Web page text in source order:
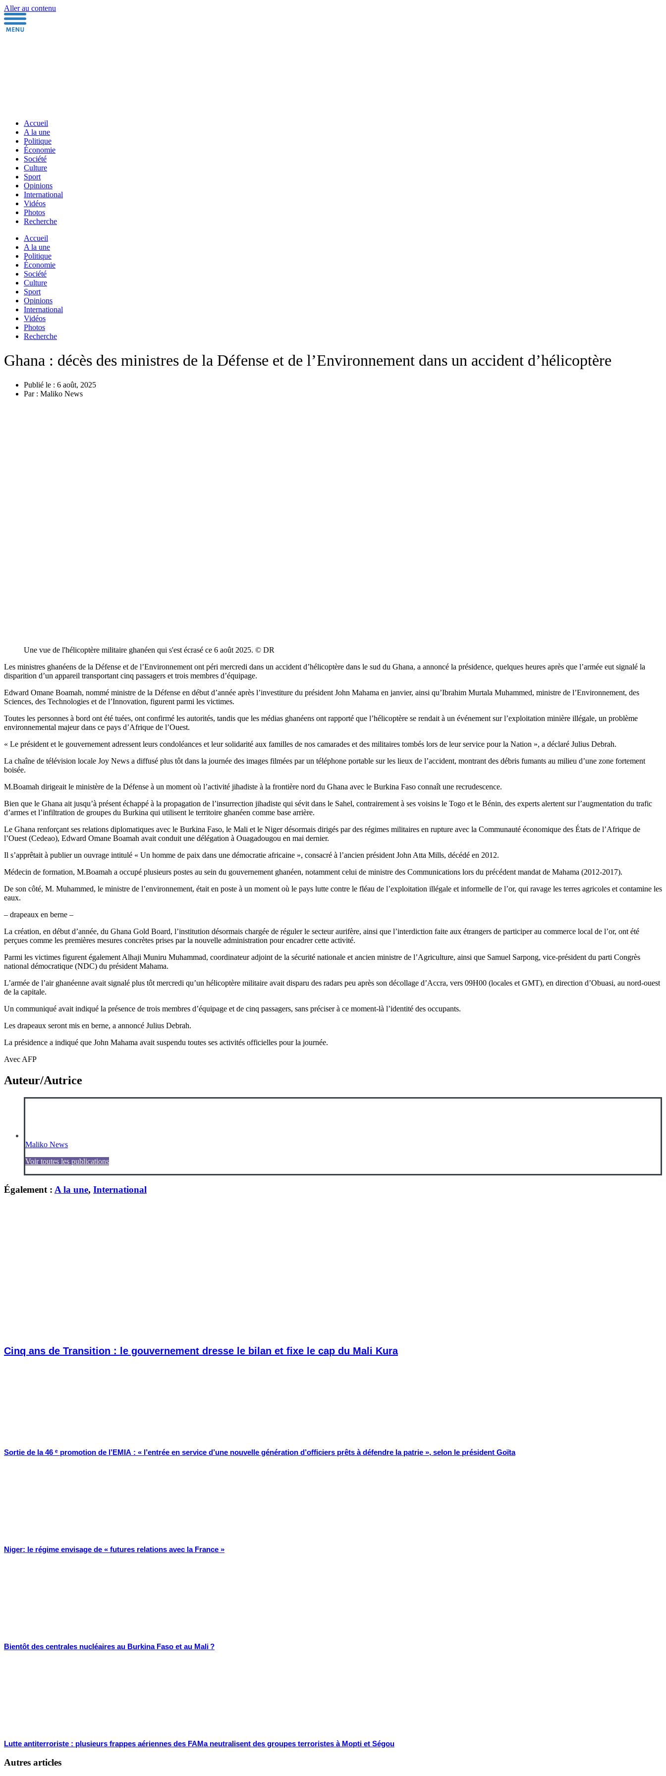
Aller au contenu
Accueil
A la une
Politique
Économie
Société
Culture
Sport
Opinions
International
Vidéos
Photos
Recherche
Accueil
A la une
Politique
Économie
Société
Culture
Sport
Opinions
International
Vidéos
Photos
Recherche
Ghana : décès des ministres de la Défense et de l’Environnement dans un accident d’hélicoptère
Publié le : 6 août, 2025
Par : Maliko News
Une vue de l'hélicoptère militaire ghanéen qui s'est écrasé ce 6 août 2025. © DR
Les ministres ghanéens de la Défense et de l’Environnement ont péri mercredi dans un accident d’hélicoptère dans le sud du Ghana, a annoncé la présidence, quelques heures après que l’armée eut signalé la
disparition d’un appareil transportant cinq passagers et trois membres d’équipage.
Edward Omane Boamah, nommé ministre de la Défense en début d’année après l’investiture du président John Mahama en janvier, ainsi qu’Ibrahim Murtala Muhammed, ministre de l’Environnement, des
Sciences, des Technologies et de l’Innovation, figurent parmi les victimes.
Toutes les personnes à bord ont été tuées, ont confirmé les autorités, tandis que les médias ghanéens ont rapporté que l’hélicoptère se rendait à un événement sur l’exploitation minière illégale, un problème
environnemental majeur dans ce pays d’Afrique de l’Ouest.
« Le président et le gouvernement adressent leurs condoléances et leur solidarité aux familles de nos camarades et des militaires tombés lors de leur service pour la Nation », a déclaré Julius Debrah.
La chaîne de télévision locale Joy News a diffusé plus tôt dans la journée des images filmées par un téléphone portable sur les lieux de l’accident, montrant des débris fumants au milieu d’une zone fortement
boisée.
M.Boamah dirigeait le ministère de la Défense à un moment où l’activité jihadiste à la frontière nord du Ghana avec le Burkina Faso connaît une recrudescence.
Bien que le Ghana ait jusqu’à présent échappé à la propagation de l’insurrection jihadiste qui sévit dans le Sahel, contrairement à ses voisins le Togo et le Bénin, des experts alertent sur l’augmentation du trafic
d’armes et l’infiltration de groupes du Burkina qui utilisent le territoire ghanéen comme base arrière.
Le Ghana renforçant ses relations diplomatiques avec le Burkina Faso, le Mali et le Niger désormais dirigés par des régimes militaires en rupture avec la Communauté économique des États de l’Afrique de
l’Ouest (Cedeao), Edward Omane Boamah avait conduit une délégation à Ouagadougou en mai dernier.
Il s’apprêtait à publier un ouvrage intitulé « Un homme de paix dans une démocratie africaine », consacré à l’ancien président John Atta Mills, décédé en 2012.
Médecin de formation, M.Boamah a occupé plusieurs postes au sein du gouvernement ghanéen, notamment celui de ministre des Communications lors du précédent mandat de Mahama (2012-2017).
De son côté, M. Muhammed, le ministre de l’environnement, était en poste à un moment où le pays lutte contre le fléau de l’exploitation illégale et informelle de l’or, qui ravage les terres agricoles et contamine les
eaux.
– drapeaux en berne –
La création, en début d’année, du Ghana Gold Board, l’institution désormais chargée de réguler le secteur aurifère, ainsi que l’interdiction faite aux étrangers de participer au commerce local de l’or, ont été
perçues comme les premières mesures concrètes prises par la nouvelle administration pour encadrer cette activité.
Parmi les victimes figurent également Alhaji Muniru Muhammad, coordinateur adjoint de la sécurité nationale et ancien ministre de l’Agriculture, ainsi que Samuel Sarpong, vice-président du parti Congrès
national démocratique (NDC) du président Mahama.
L’armée de l’air ghanéenne avait signalé plus tôt mercredi qu’un hélicoptère militaire avait disparu des radars peu après son décollage d’Accra, vers 09H00 (locales et GMT), en direction d’Obuasi, au nord-ouest
de la capitale.
Un communiqué avait indiqué la présence de trois membres d’équipage et de cinq passagers, sans préciser à ce moment-là l’identité des occupants.
Les drapeaux seront mis en berne, a annoncé Julius Debrah.
La présidence a indiqué que John Mahama avait suspendu toutes ses activités officielles pour la journée.
Avec AFP
Auteur/Autrice
Maliko News
Voir toutes les publications
Également : A la une, International
Cinq ans de Transition : le gouvernement dresse le bilan et fixe le cap du Mali Kura
Sortie de la 46 ᵉ promotion de l’EMIA : « l’entrée en service d’une nouvelle génération d’officiers prêts à défendre la patrie », selon le président Goïta
Niger: le régime envisage de « futures relations avec la France »
Bientôt des centrales nucléaires au Burkina Faso et au Mali ?
Lutte antiterroriste : plusieurs frappes aériennes des FAMa neutralisent des groupes terroristes à Mopti et Ségou
Autres articles